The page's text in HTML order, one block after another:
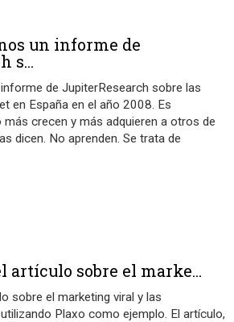
un informe de
s...
de JupiterResearch sobre las
en España en el año 2008. Es
crecen y más adquieren a otros de
dicen. No aprenden. Se trata de
artículo sobre el marke...
sobre el marketing viral y las
Plaxo como ejemplo. El artículo,